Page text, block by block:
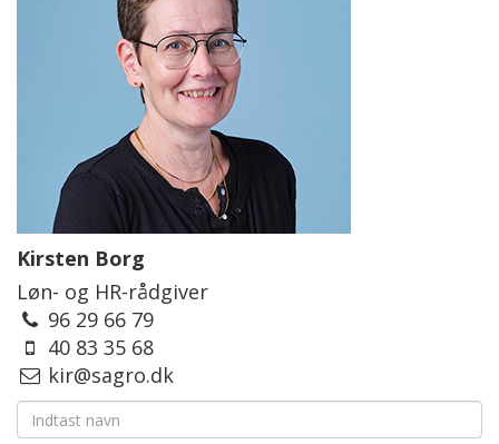
Kirsten Borg
Løn- og HR-rådgiver
96 29 66 79
40 83 35 68
kir@sagro.dk